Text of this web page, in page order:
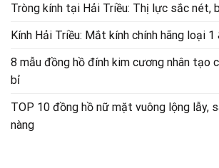
Tròng kính tại Hải Triều: Thị lực sắc nét,
Kính Hải Triều: Mắt kính chính hãng loại 1
8 mẫu đồng hồ đính kim cương nhân tạo
bỉ
TOP 10 đồng hồ nữ mặt vuông lộng lẫy,
nàng